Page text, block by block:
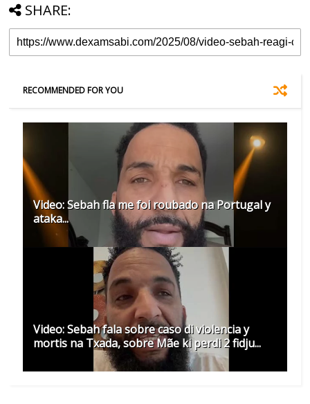
SHARE:
RECOMMENDED FOR YOU
Video: Sebah fla me foi roubado na Portugal y
ataka...
Video: Sebah fala sobre caso di violencia y
mortis na Txada, sobre Mãe ki perdi 2 fidju...